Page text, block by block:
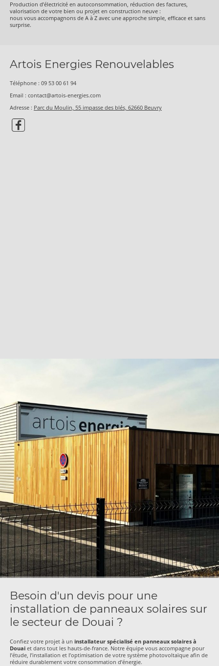
Production d’électricité en autoconsommation, réduction des factures,
valorisation de votre bien ou projet en construction neuve :
nous vous accompagnons de A à Z avec une approche simple, efficace et sans
surprise.
Artois Energies Renouvelables
Téléphone : 09 53 00 61 94
Email : contact@artois-energies.com
Adresse : Parc du Moulin, 55 impasse des blés, 62660 Beuvry
Besoin d'un devis pour une
installation de panneaux solaires sur
le secteur de Douai ?
Confiez votre projet à un installateur spécialisé en panneaux solaires à
Douai et dans tout les hauts-de-france. Notre équipe vous accompagne pour
l’étude, l’installation et l’optimisation de votre système photovoltaïque afin de
réduire durablement votre consommation d’énergie.